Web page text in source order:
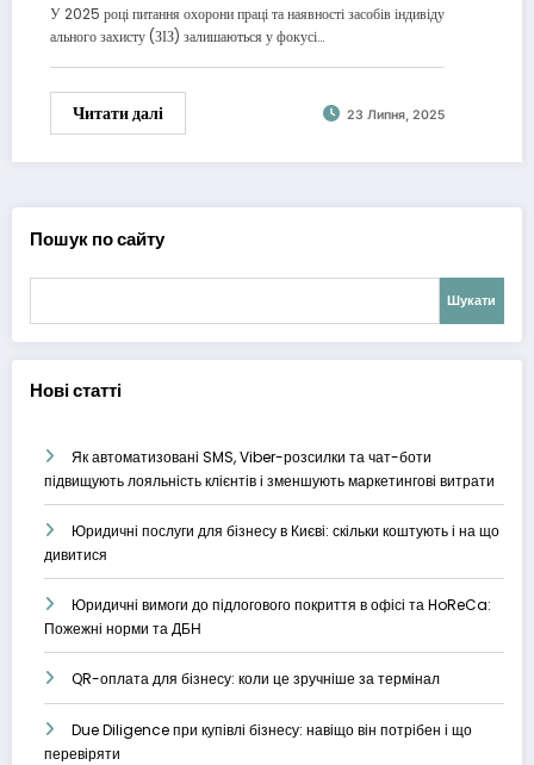
У 2025 році питання охорони праці та наявності засобів індивіду
ального захисту (ЗІЗ) залишаються у фокусі…
Читати далі 23 Липня, 2025
Пошук по сайту
Шукати
Нові статті
Як автоматизовані SMS, Viber-розсилки та чат-боти
підвищують лояльність клієнтів і зменшують маркетингові витрати
Юридичні послуги для бізнесу в Києві: скільки коштують і на що
дивитися
Юридичні вимоги до підлогового покриття в офісі та HoReCa:
Пожежні норми та ДБН
QR-оплата для бізнесу: коли це зручніше за термінал
Due Diligence при купівлі бізнесу: навіщо він потрібен і що
перевіряти